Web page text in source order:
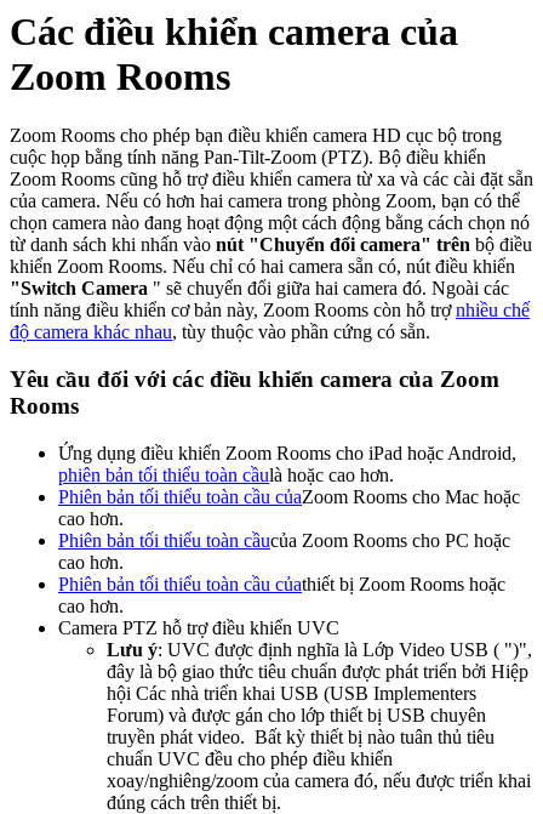
Các điều khiển camera của
Zoom Rooms
Zoom Rooms cho phép bạn điều khiển camera HD cục bộ trong
cuộc họp bằng tính năng Pan-Tilt-Zoom (PTZ). Bộ điều khiển
Zoom Rooms cũng hỗ trợ điều khiển camera từ xa và các cài đặt sẵn
của camera. Nếu có hơn hai camera trong phòng Zoom, bạn có thể
chọn camera nào đang hoạt động một cách động bằng cách chọn nó
từ danh sách khi nhấn vào nút "Chuyển đổi camera" trên bộ điều
khiển Zoom Rooms. Nếu chỉ có hai camera sẵn có, nút điều khiển
"Switch Camera " sẽ chuyển đổi giữa hai camera đó. Ngoài các
tính năng điều khiển cơ bản này, Zoom Rooms còn hỗ trợnhiều chế
độ camera khác nhau, tùy thuộc vào phần cứng có sẵn.
Yêu cầu đối với các điều khiển camera của Zoom
Rooms
Ứng dụng điều khiển Zoom Rooms cho iPad hoặc Android,
phiên bản tối thiểu toàn cầulà hoặc cao hơn.
Phiên bản tối thiểu toàn cầu củaZoom Rooms cho Mac hoặc
cao hơn.
Phiên bản tối thiểu toàn cầucủa Zoom Rooms cho PC hoặc
cao hơn.
Phiên bản tối thiểu toàn cầu củathiết bị Zoom Rooms hoặc
cao hơn.
Camera PTZ hỗ trợ điều khiển UVC
Lưu ý: UVC được định nghĩa là Lớp Video USB ( ")",
đây là bộ giao thức tiêu chuẩn được phát triển bởi Hiệp
hội Các nhà triển khai USB (USB Implementers
Forum) và được gán cho lớp thiết bị USB chuyên
truyền phát video. Bất kỳ thiết bị nào tuân thủ tiêu
chuẩn UVC đều cho phép điều khiển
xoay/nghiêng/zoom của camera đó, nếu được triển khai
đúng cách trên thiết bị.